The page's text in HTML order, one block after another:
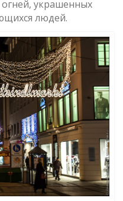
огней, украшенных
людей.